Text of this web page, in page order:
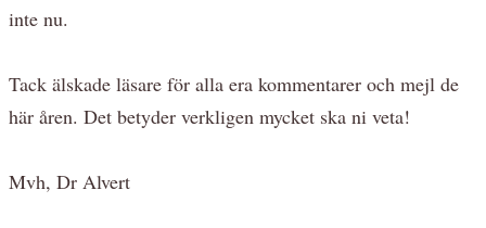
inte nu.
Tack älskade läsare för alla era kommentarer och mejl de
här åren. Det betyder verkligen mycket ska ni veta!
Mvh, Dr Alvert